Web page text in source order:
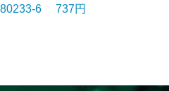
6 737円